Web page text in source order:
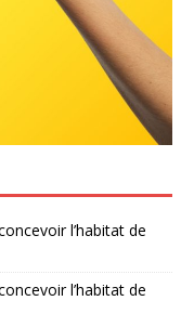
l’habitat de
l’habitat de